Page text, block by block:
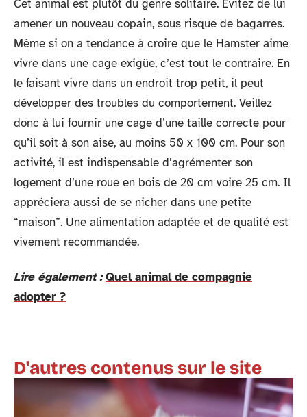
Cet animal est plutôt du genre solitaire. Évitez de lui
amener un nouveau copain, sous risque de bagarres.
Même si on a tendance à croire que le Hamster aime
vivre dans une cage exigüe, c’est tout le contraire. En
le faisant vivre dans un endroit trop petit, il peut
développer des troubles du comportement. Veillez
donc à lui fournir une cage d’une taille correcte pour
qu’il soit à son aise, au moins 50 x 100 cm. Pour son
activité, il est indispensable d’agrémenter son
logement d’une roue en bois de 20 cm voire 25 cm. Il
appréciera aussi de se nicher dans une petite
“maison”. Une alimentation adaptée et de qualité est
vivement recommandée.
Lire également : Quel animal de compagnie
adopter ?
D'autres contenus sur le site